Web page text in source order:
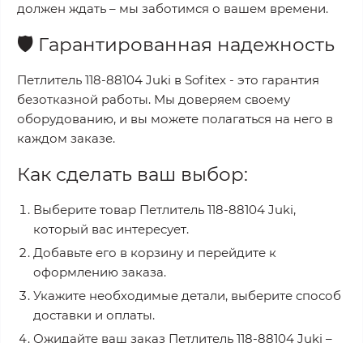
должен ждать – мы заботимся о вашем времени.
🛡️ Гарантированная надежность
Петлитель 118-88104 Juki в Sofitex - это гарантия
безотказной работы. Мы доверяем своему
оборудованию, и вы можете полагаться на него в
каждом заказе.
Как сделать ваш выбор:
Выберите товар Петлитель 118-88104 Juki,
который вас интересует.
Добавьте его в корзину и перейдите к
оформлению заказа.
Укажите необходимые детали, выберите способ
доставки и оплаты.
Ожидайте ваш заказ Петлитель 118-88104 Juki –